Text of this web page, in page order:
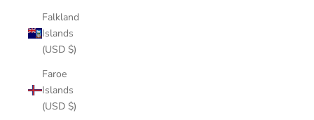
Falkland
Islands
(USD $)
Faroe
Islands
(USD $)